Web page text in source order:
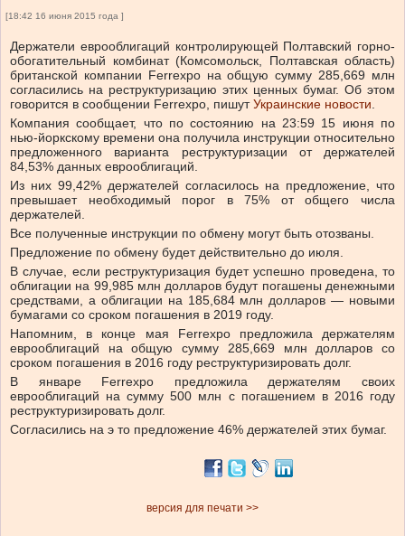
[18:42 16 июня 2015 года ]
Держатели еврооблигаций контролирующей Полтавский горно-
обогатительный комбинат (Комсомольск, Полтавская область)
британской компании Ferrexpo на общую сумму 285,669 млн
согласились на реструктуризацию этих ценных бумаг. Об этом
говорится в сообщении Ferrexpo, пишутУкраинские новости.
Компания сообщает, что по состоянию на 23:59 15 июня по
нью-йоркскому времени она получила инструкции относительно
предложенного варианта реструктуризации от держателей
84,53% данных еврооблигаций.
Из них 99,42% держателей согласилось на предложение, что
превышает необходимый порог в 75% от общего числа
держателей.
Все полученные инструкции по обмену могут быть отозваны.
Предложение по обмену будет действительно до июля.
В случае, если реструктуризация будет успешно проведена, то
облигации на 99,985 млн долларов будут погашены денежными
средствами, а облигации на 185,684 млн долларов — новыми
бумагами со сроком погашения в 2019 году.
Напомним, в конце мая Ferrexpo предложила держателям
еврооблигаций на общую сумму 285,669 млн долларов со
сроком погашения в 2016 году реструктуризировать долг.
В январе Ferrexpo предложила держателям своих
еврооблигаций на сумму 500 млн с погашением в 2016 году
реструктуризировать долг.
Согласились на э то предложение 46% держателей этих бумаг.
версия для печати >>